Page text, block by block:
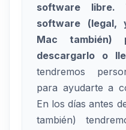
software libre.
software (legal,
Mac también)
descargarlo o
tendremos
para ayudarte a
En los días antes
también)